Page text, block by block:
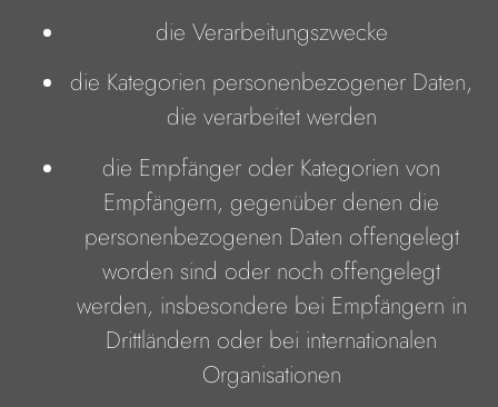
die Verarbeitungszwecke
die Kategorien personenbezogener Daten,
die verarbeitet werden
die Empfänger oder Kategorien von
Empfängern, gegenüber denen die
personenbezogenen Daten offengelegt
worden sind oder noch offengelegt
werden, insbesondere bei Empfängern in
Drittländern oder bei internationalen
Organisationen